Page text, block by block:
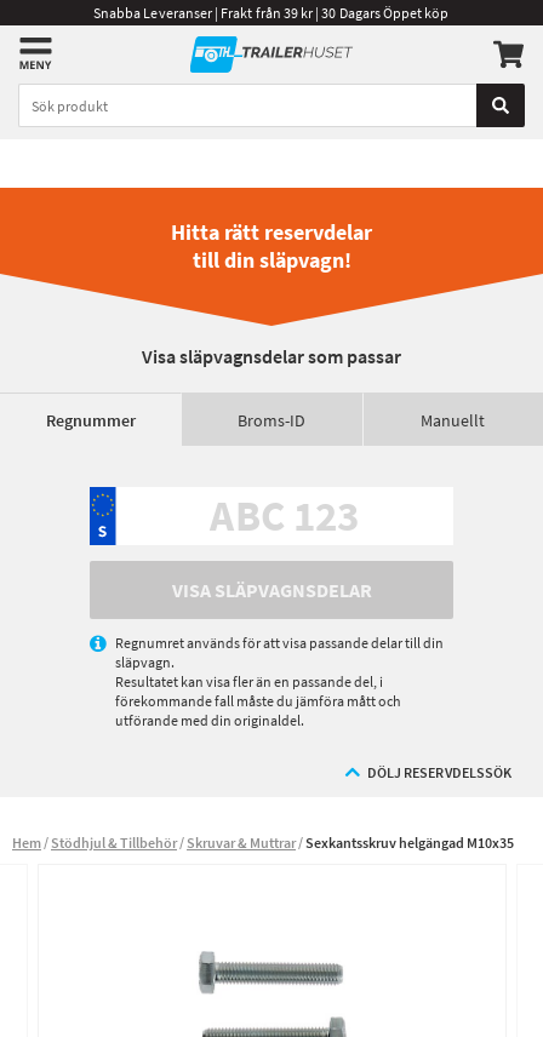
Snabba Leveranser | Frakt från 39 kr | 30 Dagars Öppet köp
Hitta rätt reservdelar
till din släpvagn!
Visa släpvagnsdelar som passar
Regnummer Broms-ID Manuellt
VISA SLÄPVAGNSDELAR
Regnumret används för att visa passande delar till din
släpvagn.
Resultatet kan visa fler än en passande del, i
förekommande fall måste du jämföra mått och
utförande med din originaldel.
DÖLJ RESERVDELSSÖK
Hem Stödhjul & Tillbehör Skruvar & Muttrar Sexkantsskruv helgängad M10x35